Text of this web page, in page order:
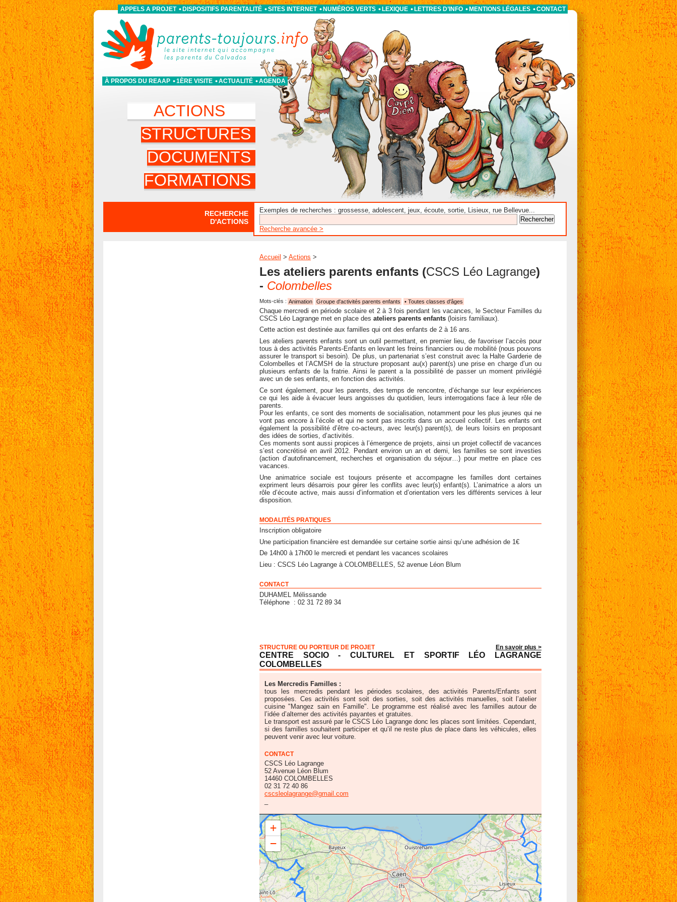
À PROPOS DU REAAP 1ÈRE VISITE ACTUALITÉ AGENDA
APPELS A PROJET DISPOSITIFS PARENTALITÉ SITES INTERNET NUMÉROS VERTS LEXIQUE LETTRES D’INFO MENTIONS LÉGALES CONTACT
ACTIONS
STRUCTURES
DOCUMENTS
FORMATIONS
RECHERCHE
D'ACTIONS
Exemples de recherches : grossesse, adolescent, jeux, écoute, sortie, Lisieux, rue Bellevue...
Recherche avancée >
Accueil > Actions >
Les ateliers parents enfants (CSCS Léo Lagrange)
- Colombelles
Mots-clés : Animation Groupe d'activités parents enfants • Toutes classes d'âges
Chaque mercredi en période scolaire et 2 à 3 fois pendant les vacances, le Secteur Familles du
CSCS Léo Lagrange met en place des ateliers parents enfants (loisirs familiaux).
Cette action est destinée aux familles qui ont des enfants de 2 à 16 ans.
Les ateliers parents enfants sont un outil permettant, en premier lieu, de favoriser l’accès pour
tous à des activités Parents-Enfants en levant les freins financiers ou de mobilité (nous pouvons
assurer le transport si besoin). De plus, un partenariat s’est construit avec la Halte Garderie de
Colombelles et l’ACMSH de la structure proposant au(x) parent(s) une prise en charge d’un ou
plusieurs enfants de la fratrie. Ainsi le parent a la possibilité de passer un moment privilégié
avec un de ses enfants, en fonction des activités.
Ce sont également, pour les parents, des temps de rencontre, d’échange sur leur expériences
ce qui les aide à évacuer leurs angoisses du quotidien, leurs interrogations face à leur rôle de
parents.
Pour les enfants, ce sont des moments de socialisation, notamment pour les plus jeunes qui ne
vont pas encore à l’école et qui ne sont pas inscrits dans un accueil collectif. Les enfants ont
également la possibilité d’être co-acteurs, avec leur(s) parent(s), de leurs loisirs en proposant
des idées de sorties, d’activités.
Ces moments sont aussi propices à l’émergence de projets, ainsi un projet collectif de vacances
s’est concrétisé en avril 2012. Pendant environ un an et demi, les familles se sont investies
(action d’autofinancement, recherches et organisation du séjour…) pour mettre en place ces
vacances.
Une animatrice sociale est toujours présente et accompagne les familles dont certaines
expriment leurs désarrois pour gérer les conflits avec leur(s) enfant(s). L’animatrice a alors un
rôle d’écoute active, mais aussi d’information et d’orientation vers les différents services à leur
disposition.
MODALITÉS PRATIQUES
Inscription obligatoire
Une participation financière est demandée sur certaine sortie ainsi qu’une adhésion de 1€
De 14h00 à 17h00 le mercredi et pendant les vacances scolaires
Lieu : CSCS Léo Lagrange à COLOMBELLES, 52 avenue Léon Blum
CONTACT
DUHAMEL Mélissande
Téléphone : 02 31 72 89 34
STRUCTURE OU PORTEUR DE PROJET En savoir plus >
CENTRE SOCIO - CULTUREL ET SPORTIF LÉO LAGRANGE
COLOMBELLES
Les Mercredis Familles :
tous les mercredis pendant les périodes scolaires, des activités Parents/Enfants sont
proposées. Ces activités sont soit des sorties, soit des activités manuelles, soit l’atelier
cuisine "Mangez sain en Famille". Le programme est réalisé avec les familles autour de
l’idée d’alterner des activités payantes et gratuites.
Le transport est assuré par le CSCS Léo Lagrange donc les places sont limitées. Cependant,
si des familles souhaitent participer et qu’il ne reste plus de place dans les véhicules, elles
peuvent venir avec leur voiture.
CONTACT
CSCS Léo Lagrange
52 Avenue Léon Blum
14460 COLOMBELLES
02 31 72 40 86
cscsleolagrange@gmail.com
52 Avenue léon Blum 14460 COLOMBELLES
+
−